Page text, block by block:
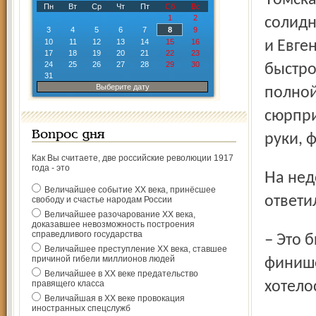
Пн
Вт Ср Чт Пт Сб
Вс
1
2
3
4 5 6 7 8
9
10
11 12 13 14 15
16
17
18 19 20 21 22
23
24
25 26 27 28 29
30
31
Выберите дату
Вопрос дня
Как Вы считаете, две российские революции 1917
года - это
Величайшее событие ХХ века, принёсшее
свободу и счастье народам России
Величайшее разочарование ХХ века,
доказавшее невозможность построения
справедливого государства
Величайшее преступление ХХ века, ставшее
причиной гибели миллионов людей
Величайшее в ХХ веке предательство
правящего класса
Величайшая в ХХ веке провокация
иностранных спецслужб
и
руки,
На недоуменные вопросы журналистов Юлия Чепалова
– Это была игра. Мы еще на трассе договорились о таком